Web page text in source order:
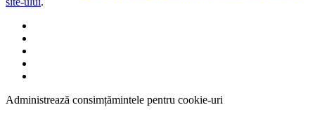
Administrează consimțămintele pentru cookie-uri